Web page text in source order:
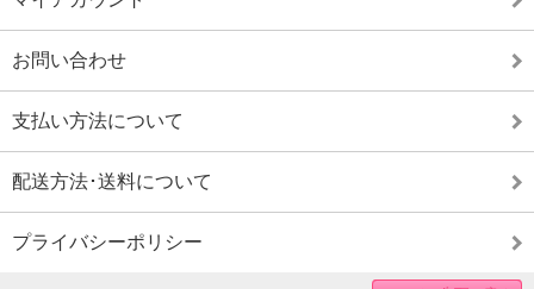
お問い合わせ
支払い方法について
配送方法･送料について
プライバシーポリシー